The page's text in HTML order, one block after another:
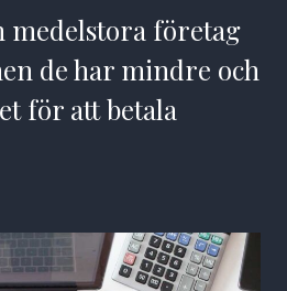
medelstora företag
de har mindre och
för att betala